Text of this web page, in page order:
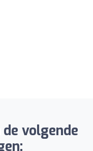
volgende